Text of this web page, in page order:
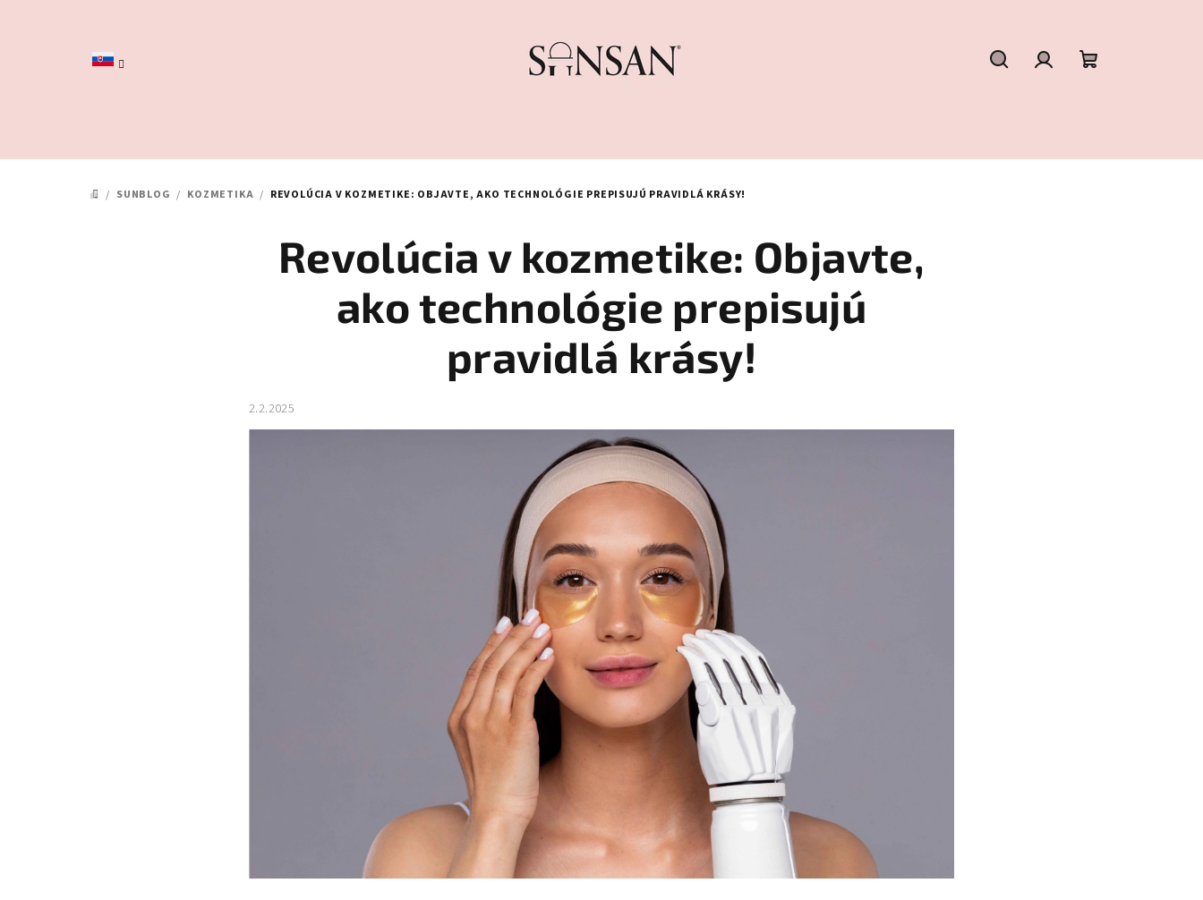
DOMOV
/ SUNBLOG / KOZMETIKA / REVOLÚCIA V KOZMETIKE: OBJAVTE, AKO TECHNOLÓGIE PREPISUJÚ PRAVIDLÁ KRÁSY!
Revolúcia v kozmetike: Objavte,
ako technológie prepisujú
pravidlá krásy!
2.2.2025